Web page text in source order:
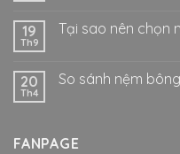
19
Th9
Tại sao nên chọn
20
Th4
So sánh nệm
FANPAGE